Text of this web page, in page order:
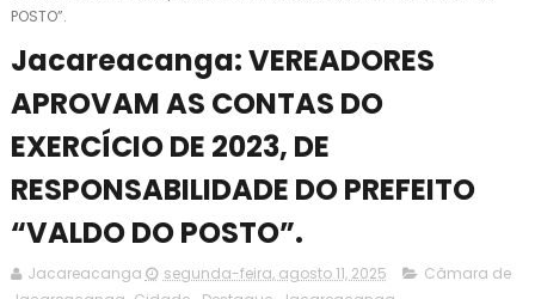
POSTO”.
Jacareacanga: VEREADORES
APROVAM AS CONTAS DO
EXERCÍCIO DE 2023, DE
RESPONSABILIDADE DO PREFEITO
“VALDO DO POSTO”.
Jacareacanga segunda-feira, agosto 11, 2025
Câmara de